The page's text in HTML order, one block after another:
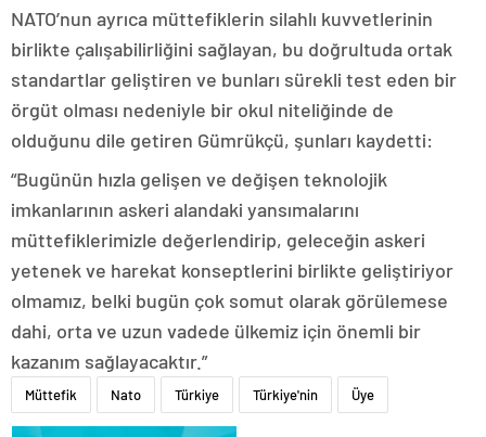
NATO’nun ayrıca müttefiklerin silahlı kuvvetlerinin
birlikte çalışabilirliğini sağlayan, bu doğrultuda ortak
standartlar geliştiren ve bunları sürekli test eden bir
örgüt olması nedeniyle bir okul niteliğinde de
olduğunu dile getiren Gümrükçü, şunları kaydetti:
“Bugünün hızla gelişen ve değişen teknolojik
imkanlarının askeri alandaki yansımalarını
müttefiklerimizle değerlendirip, geleceğin askeri
yetenek ve harekat konseptlerini birlikte geliştiriyor
olmamız, belki bugün çok somut olarak görülemese
dahi, orta ve uzun vadede ülkemiz için önemli bir
kazanım sağlayacaktır.”
Müttefik Nato Türkiye Türkiye'nin Üye